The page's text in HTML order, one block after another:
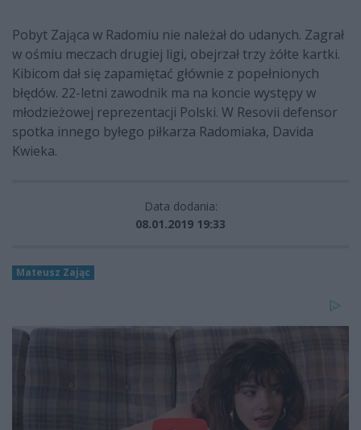
Pobyt Zająca w Radomiu nie należał do udanych. Zagrał
w ośmiu meczach drugiej ligi, obejrzał trzy żółte kartki.
Kibicom dał się zapamiętać głównie z popełnionych
błędów. 22-letni zawodnik ma na koncie występy w
młodzieżowej reprezentacji Polski. W Resovii defensor
spotka innego byłego piłkarza Radomiaka, Davida
Kwieka.
Data dodania:
08.01.2019 19:33
Mateusz Zając